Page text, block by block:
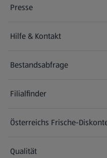
Presse
Hilfe & Kontakt
(öffnet in einem neuen Tab)
Bestandsabfrage
(öffnet in einem neuen Tab)
Filialfinder
Österreichs Frische-
Qualität